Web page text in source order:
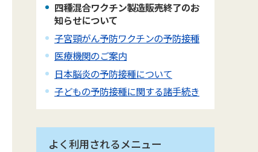
四種混合ワクチン製造販売終了のお
知らせについて
子宮頸がん予防ワクチンの予防接種
医療機関のご案内
日本脳炎の予防接種について
子どもの予防接種に関する諸手続き
よく利用されるメニュー